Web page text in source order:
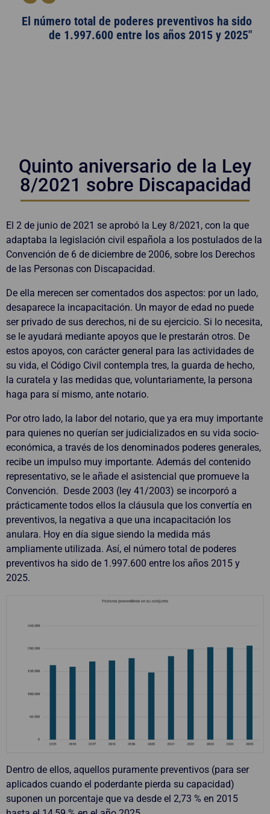
El número total de poderes preventivos ha sido
de 1.997.600 entre los años 2015 y 2025"
Quinto aniversario de la Ley
8/2021 sobre Discapacidad
El 2 de junio de 2021 se aprobó la Ley 8/2021, con la que
adaptaba la legislación civil española a los postulados de la
Convención de 6 de diciembre de 2006, sobre los Derechos
de las Personas con Discapacidad.
De ella merecen ser comentados dos aspectos: por un lado,
desaparece la incapacitación. Un mayor de edad no puede
ser privado de sus derechos, ni de su ejercicio. Si lo necesita,
se le ayudará mediante apoyos que le prestarán otros. De
estos apoyos, con carácter general para las actividades de
su vida, el Código Civil contempla tres, la guarda de hecho,
la curatela y las medidas que, voluntariamente, la persona
haga para sí mismo, ante notario.
Por otro lado, la labor del notario, que ya era muy importante
para quienes no querían ser judicializados en su vida socio-
económica, a través de los denominados poderes generales,
recibe un impulso muy importante. Además del contenido
representativo, se le añade el asistencial que promueve la
Convención. Desde 2003 (ley 41/2003) se incorporó a
prácticamente todos ellos la cláusula que los convertía en
preventivos, la negativa a que una incapacitación los
anulara. Hoy en día sigue siendo la medida más
ampliamente utilizada. Así, el número total de poderes
preventivos ha sido de 1.997.600 entre los años 2015 y
2025.
Dentro de ellos, aquellos puramente preventivos (para ser
aplicados cuando el poderdante pierda su capacidad)
suponen un porcentaje que va desde el 2,73 % en 2015